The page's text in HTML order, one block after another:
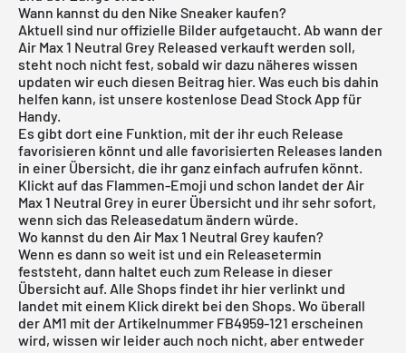
Wann kannst du den Nike Sneaker kaufen?
Aktuell sind nur offizielle Bilder aufgetaucht. Ab wann der
Air Max 1 Neutral Grey Released verkauft werden soll,
steht noch nicht fest, sobald wir dazu näheres wissen
updaten wir euch diesen Beitrag hier. Was euch bis dahin
helfen kann, ist unsere kostenlose Dead Stock App für
Handy.
Es gibt dort eine Funktion, mit der ihr euch Release
favorisieren könnt und alle favorisierten Releases landen
in einer Übersicht, die ihr ganz einfach aufrufen könnt.
Klickt auf das Flammen-Emoji und schon landet der Air
Max 1 Neutral Grey in eurer Übersicht und ihr sehr sofort,
wenn sich das Releasedatum ändern würde.
Wo kannst du den Air Max 1 Neutral Grey kaufen?
Wenn es dann so weit ist und ein Releasetermin
feststeht, dann haltet euch zum Release in dieser
Übersicht auf. Alle Shops findet ihr hier verlinkt und
landet mit einem Klick direkt bei den Shops. Wo überall
der AM1 mit der Artikelnummer FB4959-121 erscheinen
wird, wissen wir leider auch noch nicht, aber entweder